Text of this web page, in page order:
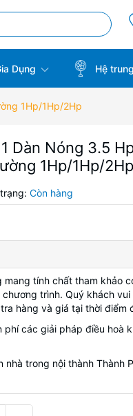
Dụng Hệ
1Hp/1Hp/2Hp
Dàn Nóng 3.5
1Hp/1Hp/2Hp
Còn hàng
mang tính chất tham khảo
trình. Quý khách vui
hàng và giá tại thời điểm
phí các giải pháp điều hoà
nhà trong nội thành Thành